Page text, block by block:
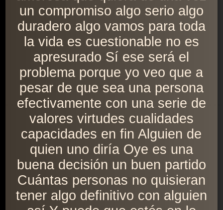
un compromiso algo serio algo
duradero algo vamos para toda
la vida es cuestionable no es
apresurado Sí ese será el
problema porque yo veo que a
pesar de que sea una persona
efectivamente con una serie de
valores virtudes cualidades
capacidades en fin Alguien de
quien uno diría Oye es una
buena decisión un buen partido
Cuántas personas no quisieran
tener algo definitivo con alguien